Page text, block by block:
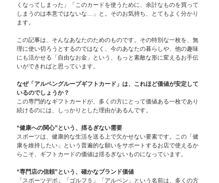
くなってしまった」「このカードを使うために、余計なものを買って
しまうのは本意ではないな…」と。そのお気持ち、とてもよく分かり
ます。
この記事は、そんなあなたのためのものです。その特別な一枚を、無
理に使い切ろうとするのではなく、今のあなたの暮らしや、他の趣味
にも活かせる「自由なお金」という、もっと素敵な形に変えるお手伝
いができればと思っています。
なぜ「アルペングループギフトカード」は、これほど価値が安定して
いるのでしょうか？
この専門的なギフトカードが、多くの方にとって価値ある一枚であり
続けるのには、しっかりとした理由があるんです。
“健康への関心”という、揺るぎない需要
スポーツは、健康的な生活を送る上で欠かせない要素です。この「健
康を維持したい」という普遍的な願いをサポートするお店で使えるか
らこそ、ギフトカードの価値は揺るぎないものになっています。
“専門店の信頼”という、確かなブランド価値
「スポーツデポ」「ゴルフ５」「アルペン」という名前は、多くの方